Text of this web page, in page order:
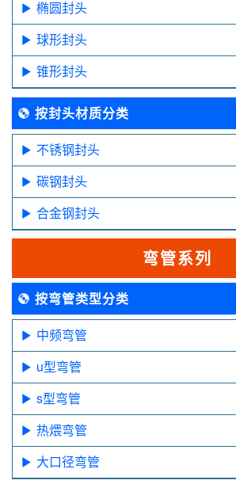
椭圆封头
球形封头
锥形封头
按封头材质分类
不锈钢封头
碳钢封头
合金钢封头
弯管系列
按弯管类型分类
中频弯管
u型弯管
s型弯管
热煨弯管
大口径弯管